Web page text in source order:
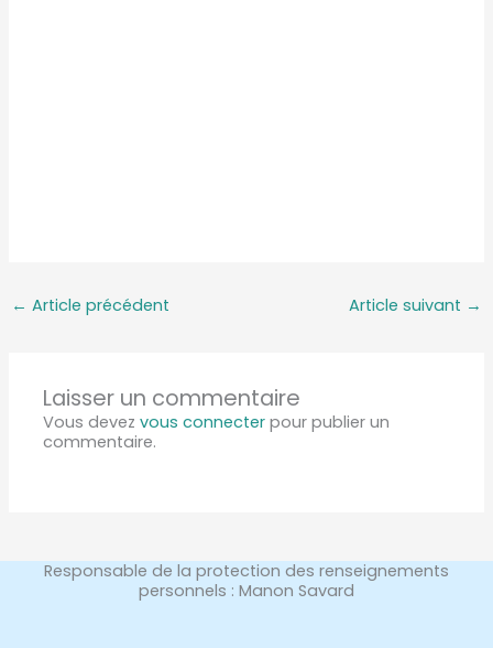
← Article précédent Article suivant →
Laisser un commentaire
Vous devezvous connecter pour publier un
commentaire.
Responsable de la protection des renseignements
personnels : Manon Savard